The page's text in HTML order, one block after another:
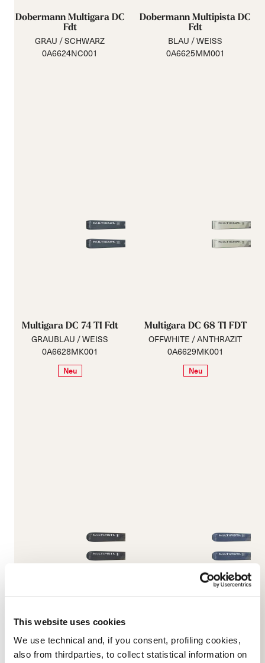
This website uses cookies
We use technical and, if you consent, profiling cookies,
also from thirdparties, to collect statistical information on
Dobermann Multigara DC
Fdt
GRAU / SCHWARZ
0A6624NC001
Dobermann Multipista DC
Fdt
BLAU / WEISS
0A6625MM001
Multigara DC 74 TI Fdt
GRAUBLAU / WEISS
0A6628MK001
Neu
Multigara DC 68 TI FDT
OFFWHITE / ANTHRAZIT
0A6629MK001
Neu
Multipista DC 80 TI Fdt
MILITÄRGRÜN / WEISS
Multipista DC 74 TI Fdt
BLAU / WEISS